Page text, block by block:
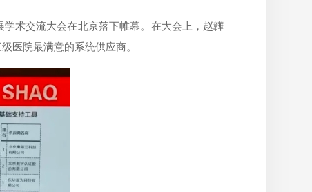
术交流大会在北京落下帷幕。在大会上，赵韡
医院最满意的系统供应商。